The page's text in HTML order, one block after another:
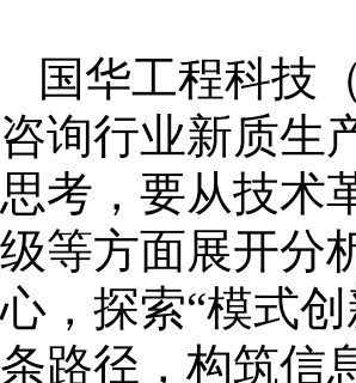
国华工程科技
咨询行业新质生
思考，要从技术
级等方面展开分
心，探索“模式
条路径，构筑信